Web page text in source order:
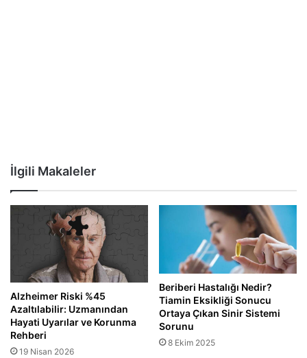
İlgili Makaleler
Alzheimer Riski %45
Azaltılabilir: Uzmanından
Hayati Uyarılar ve Korunma
Rehberi
19 Nisan 2026
Beriberi Hastalığı Nedir?
Tiamin Eksikliği Sonucu
Ortaya Çıkan Sinir Sistemi
Sorunu
8 Ekim 2025